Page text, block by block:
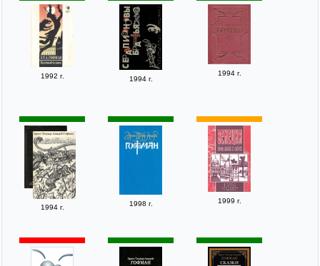
1992 г. 1994 г.
1994 г.
1994 г. 1998 г. 1999 г.